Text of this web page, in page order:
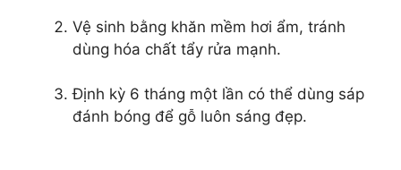
Vệ sinh bằng khăn mềm hơi ẩm, tránh
dùng hóa chất tẩy rửa mạnh.
Định kỳ 6 tháng một lần có thể dùng sáp
đánh bóng để gỗ luôn sáng đẹp.